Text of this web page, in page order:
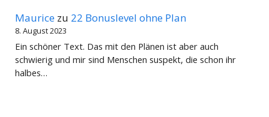
Maurice zu 22 Bonuslevel ohne Plan
8. August 2023
Ein schöner Text. Das mit den Plänen ist aber auch
schwierig und mir sind Menschen suspekt, die schon ihr
halbes…